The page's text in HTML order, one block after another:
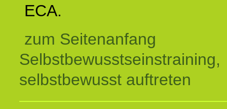
ECA.
zum Seitenanfang
Selbstbewusstseinstraining,
selbstbewusst auftreten